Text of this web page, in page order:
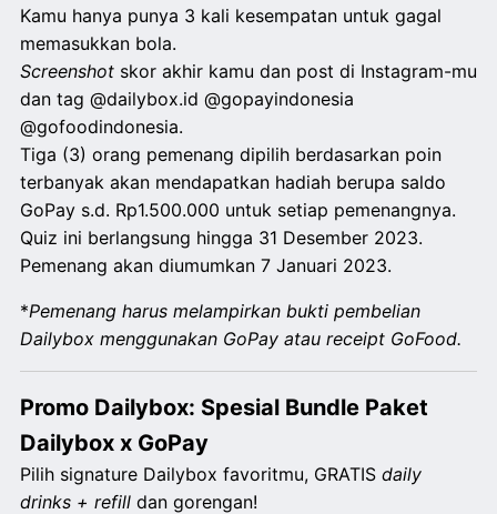
Kamu hanya punya 3 kali kesempatan untuk gagal
memasukkan bola.
Screenshotskor akhir kamu dan post di Instagram-mu
dan tag @dailybox.id @gopayindonesia
@gofoodindonesia.
Tiga (3) orang pemenang dipilih berdasarkan poin
terbanyak akan mendapatkan hadiah berupa saldo
GoPay s.d. Rp1.500.000 untuk setiap pemenangnya.
Quiz ini berlangsung hingga 31 Desember 2023.
Pemenang akan diumumkan 7 Januari 2023.
*Pemenang harus melampirkan bukti pembelian
Dailybox menggunakan GoPay atau receipt GoFood.
Promo Dailybox: Spesial Bundle Paket
Dailybox x GoPay
Pilih signature Dailybox favoritmu, GRATIS daily
drinks + refilldan gorengan!